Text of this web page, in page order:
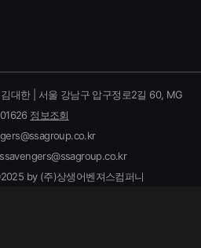
김대한 | 서울 강남구 압구정로2길 60, MG
정보조회
by (주)상생어벤져스컴퍼니